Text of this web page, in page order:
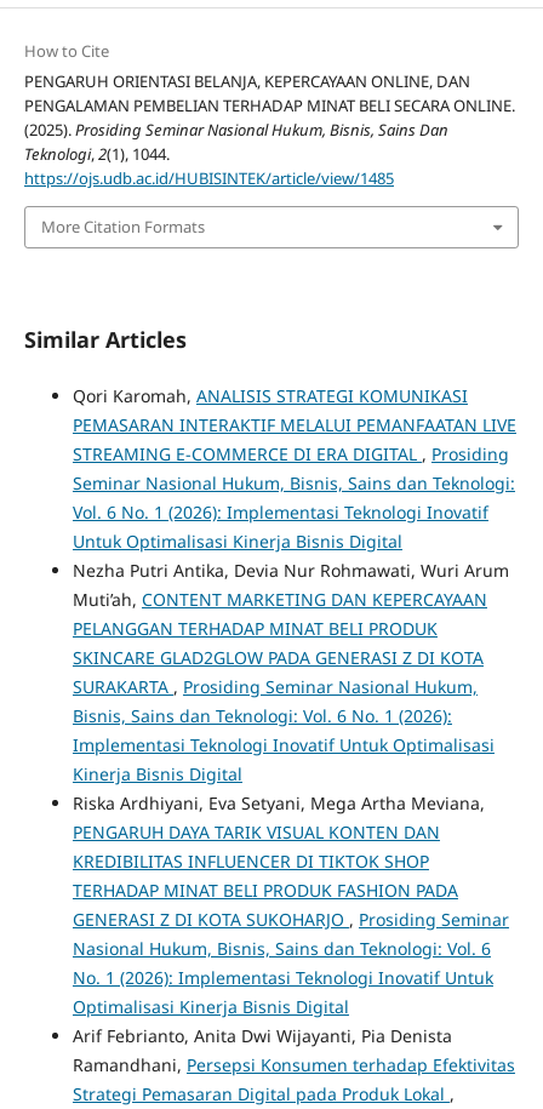
How to Cite
PENGARUH ORIENTASI BELANJA, KEPERCAYAAN ONLINE, DAN
PENGALAMAN PEMBELIAN TERHADAP MINAT BELI SECARA ONLINE.
(2025).Prosiding Seminar Nasional Hukum, Bisnis, Sains Dan
Teknologi,2(1), 1044.
https://ojs.udb.ac.id/HUBISINTEK/article/view/1485
More Citation Formats
Similar Articles
Qori Karomah, ANALISIS STRATEGI KOMUNIKASI
PEMASARAN INTERAKTIF MELALUI PEMANFAATAN LIVE
STREAMING E-COMMERCE DI ERA DIGITAL , Prosiding
Seminar Nasional Hukum, Bisnis, Sains dan Teknologi:
Vol. 6 No. 1 (2026): Implementasi Teknologi Inovatif
Untuk Optimalisasi Kinerja Bisnis Digital
Nezha Putri Antika, Devia Nur Rohmawati, Wuri Arum
Muti’ah, CONTENT MARKETING DAN KEPERCAYAAN
PELANGGAN TERHADAP MINAT BELI PRODUK
SKINCARE GLAD2GLOW PADA GENERASI Z DI KOTA
SURAKARTA , Prosiding Seminar Nasional Hukum,
Bisnis, Sains dan Teknologi: Vol. 6 No. 1 (2026):
Implementasi Teknologi Inovatif Untuk Optimalisasi
Kinerja Bisnis Digital
Riska Ardhiyani, Eva Setyani, Mega Artha Meviana,
PENGARUH DAYA TARIK VISUAL KONTEN DAN
KREDIBILITAS INFLUENCER DI TIKTOK SHOP
TERHADAP MINAT BELI PRODUK FASHION PADA
GENERASI Z DI KOTA SUKOHARJO , Prosiding Seminar
Nasional Hukum, Bisnis, Sains dan Teknologi: Vol. 6
No. 1 (2026): Implementasi Teknologi Inovatif Untuk
Optimalisasi Kinerja Bisnis Digital
Arif Febrianto, Anita Dwi Wijayanti, Pia Denista
Ramandhani, Persepsi Konsumen terhadap Efektivitas
Strategi Pemasaran Digital pada Produk Lokal ,